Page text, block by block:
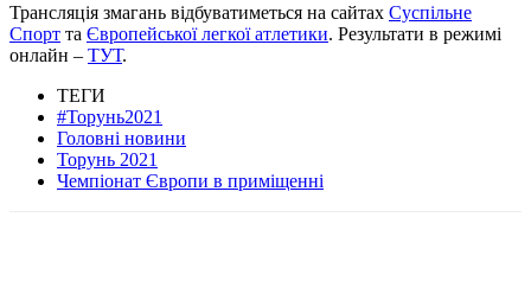
Трансляція змагань відбуватиметься на сайтах Суспільне
Спорт та Європейської легкої атлетики. Результати в режимі
онлайн – ТУТ.
ТЕГИ
#Торунь2021
Головні новини
Торунь 2021
Чемпіонат Європи в приміщенні